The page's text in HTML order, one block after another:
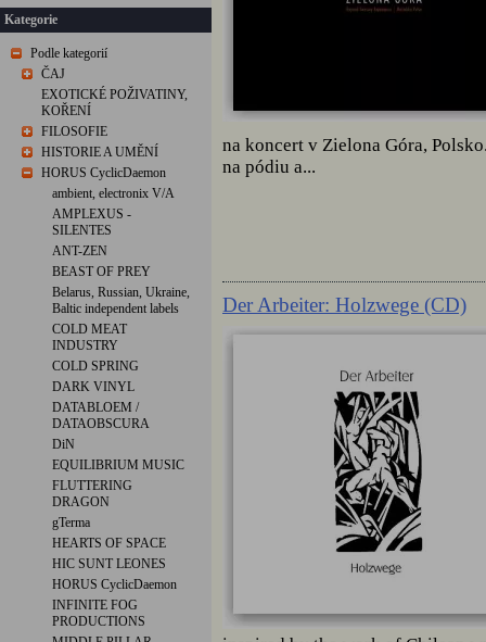
Kategorie
Podle kategorií
ČAJ
EXOTICKÉ POŽIVATINY,
KOŘENÍ
FILOSOFIE
HISTORIE A UMĚNÍ
HORUS CyclicDaemon
ambient, electronix V/A
AMPLEXUS -
SILENTES
ANT-ZEN
BEAST OF PREY
Belarus, Russian, Ukraine,
Baltic independent labels
COLD MEAT
INDUSTRY
COLD SPRING
DARK VINYL
DATABLOEM /
DATAOBSCURA
DiN
EQUILIBRIUM MUSIC
FLUTTERING
DRAGON
gTerma
HEARTS OF SPACE
HIC SUNT LEONES
HORUS CyclicDaemon
INFINITE FOG
PRODUCTIONS
na koncert v Zielona Góra,
na pódiu a...
Der Arbeiter: Holzwege (CD)